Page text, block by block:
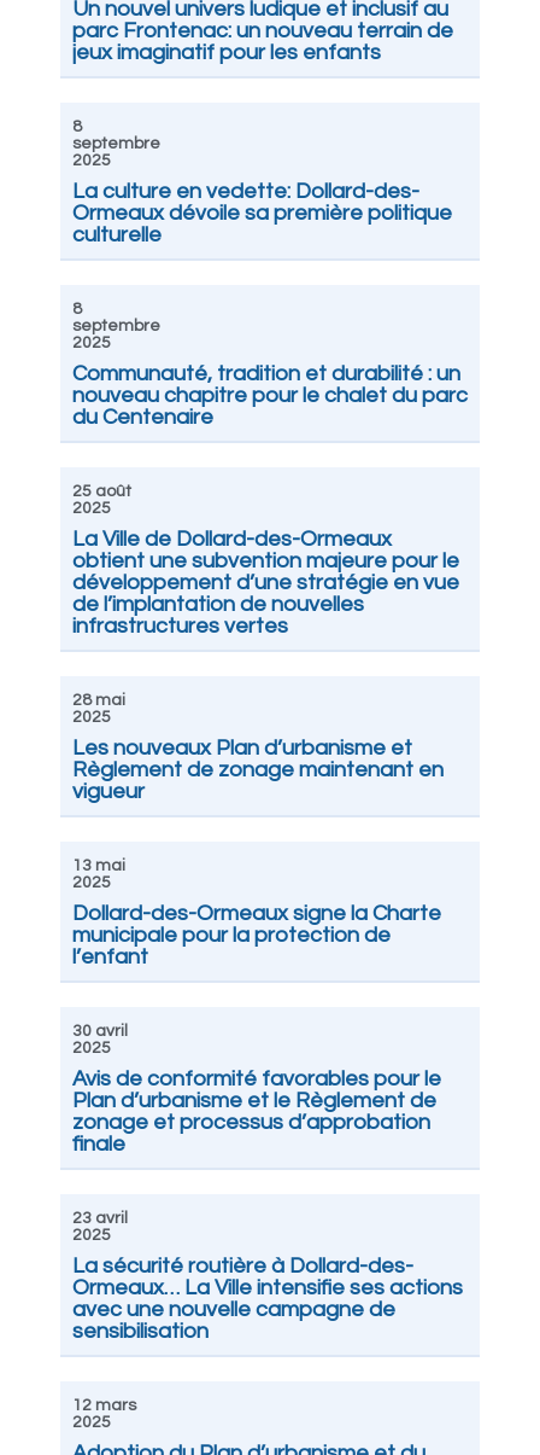
Un nouvel univers ludique et inclusif au
parc Frontenac: un nouveau terrain de
jeux imaginatif pour les enfants
8
septembre
2025
La culture en vedette: Dollard-des-
Ormeaux dévoile sa première politique
culturelle
8
septembre
2025
Communauté, tradition et durabilité : un
nouveau chapitre pour le chalet du parc
du Centenaire
25 août
2025
La Ville de Dollard-des-Ormeaux
obtient une subvention majeure pour le
développement d’une stratégie en vue
de l’implantation de nouvelles
infrastructures vertes
28 mai
2025
Les nouveaux Plan d’urbanisme et
Règlement de zonage maintenant en
vigueur
13 mai
2025
Dollard-des-Ormeaux signe la Charte
municipale pour la protection de
l’enfant
30 avril
2025
Avis de conformité favorables pour le
Plan d’urbanisme et le Règlement de
zonage et processus d’approbation
finale
23 avril
2025
La sécurité routière à Dollard-des-
Ormeaux… La Ville intensifie ses actions
avec une nouvelle campagne de
sensibilisation
12 mars
2025